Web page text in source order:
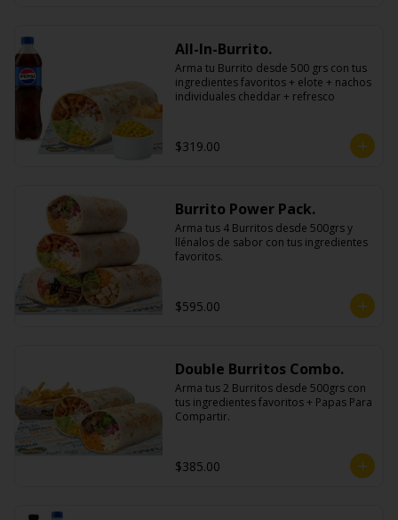
All-In-Burrito.
Arma tu Burrito desde 500 grs con tus
ingredientes favoritos + elote + nachos
individuales cheddar + refresco
$319.00
Burrito Power Pack.
Arma tus 4 Burritos desde 500grs y
llénalos de sabor con tus ingredientes
favoritos.
$595.00
Double Burritos Combo.
Arma tus 2 Burritos desde 500grs con
tus ingredientes favoritos + Papas Para
Compartir.
$385.00